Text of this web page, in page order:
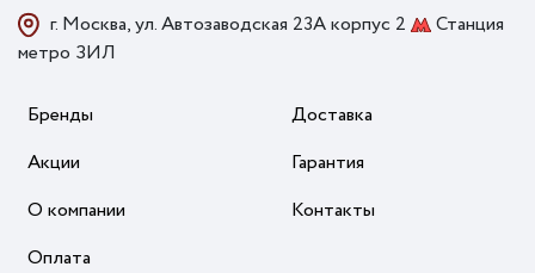
г. Москва, ул. Автозаводская 23А корпус 2
Станция
метро ЗИЛ
Бренды
Акции
О компании
Оплата
Доставка
Гарантия
Контакты